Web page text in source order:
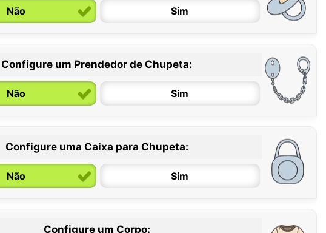
Não Sim
0 / 6 meses
Configure um Prendedor de Chupeta:
Não Sim
Configure uma Caixa para Chupeta:
Não Sim
Configure um Corpo: